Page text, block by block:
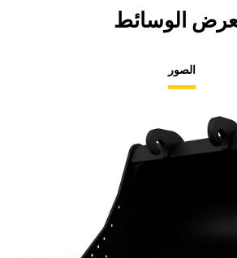
الوسائط
الصور